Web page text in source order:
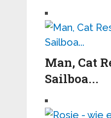
Man, Cat
Sailboa...